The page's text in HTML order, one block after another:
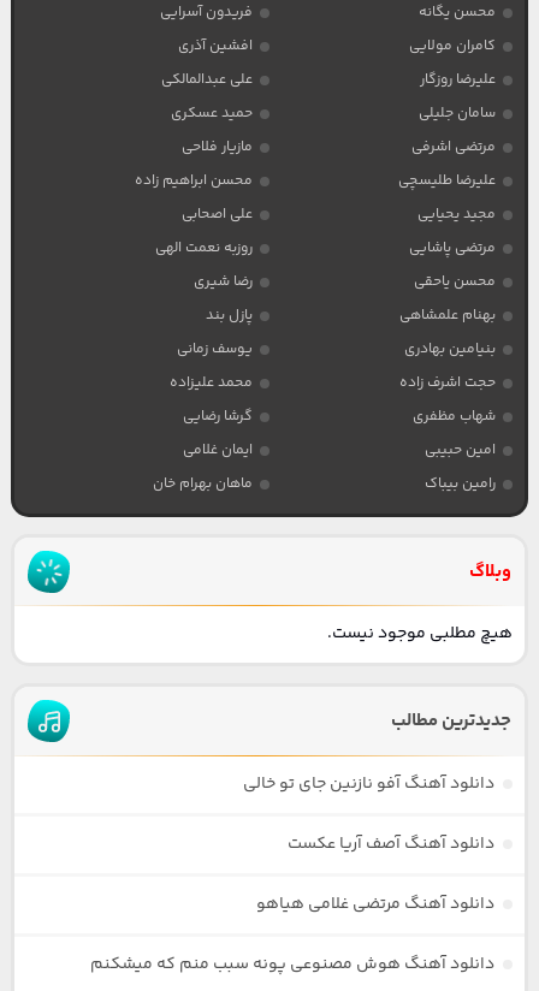
محسن یگانه
فریدون آسرایی
کامران مولایی
افشین آذری
علیرضا روزگار
علی عبدالمالکی
سامان جلیلی
حمید عسکری
مرتضی اشرفی
مازیار فلاحی
علیرضا طلیسچی
محسن ابراهیم زاده
مجید یحیایی
علی اصحابی
مرتضی پاشایی
روزبه نعمت الهی
محسن یاحقی
رضا شیری
بهنام علمشاهی
پازل بند
بنیامین بهادری
یوسف زمانی
حجت اشرف زاده
محمد علیزاده
شهاب مظفری
گرشا رضایی
امین حبیبی
ایمان غلامی
رامین بیباک
ماهان بهرام خان
وبلاگ
هیچ مطلبی موجود نیست.
جدیدترین مطالب
دانلود آهنگ آفو نازنین جای تو خالی
دانلود آهنگ آصف آریا عکست
دانلود آهنگ مرتضی غلامی هیاهو
دانلود آهنگ هوش مصنوعی پونه سبب منم که میشکنم